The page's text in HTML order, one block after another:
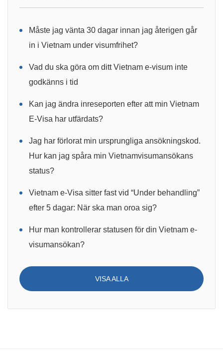
Måste jag vänta 30 dagar innan jag återigen går
in i Vietnam under visumfrihet?
Vad du ska göra om ditt Vietnam e-visum inte
godkänns i tid
Kan jag ändra inreseporten efter att min Vietnam
E-Visa har utfärdats?
Jag har förlorat min ursprungliga ansökningskod.
Hur kan jag spåra min Vietnamvisumansökans
status?
Vietnam e-Visa sitter fast vid “Under behandling”
efter 5 dagar: När ska man oroa sig?
Hur man kontrollerar statusen för din Vietnam e-
visumansökan?
VISA ALLA